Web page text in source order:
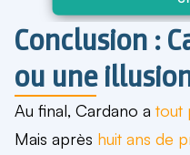
Conclusion :
ou une
Au final, Cardano a tout
Mais après huit ans de